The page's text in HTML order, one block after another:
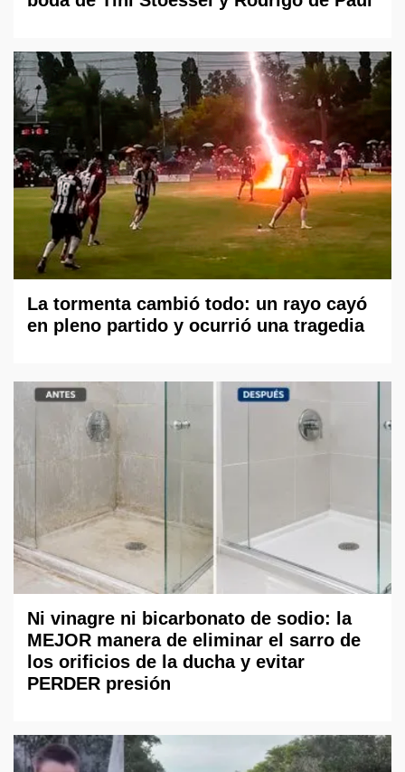
La tormenta cambió todo: un rayo cayó
en pleno partido y ocurrió una tragedia
Ni vinagre ni bicarbonato de sodio: la
MEJOR manera de eliminar el sarro de
los orificios de la ducha y evitar
PERDER presión